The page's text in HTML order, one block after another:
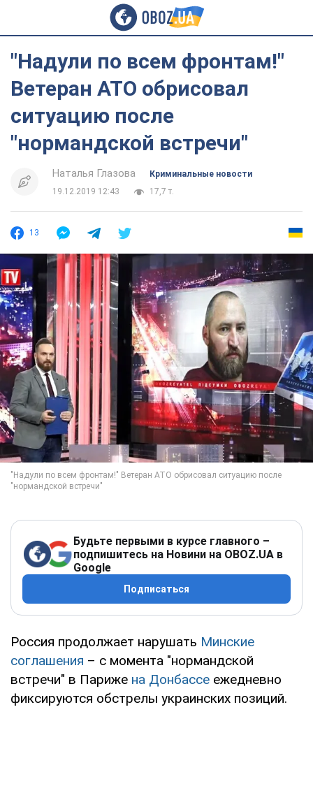
"Надули по всем фронтам!"
Ветеран АТО обрисовал
ситуацию после
"нормандской встречи"
Наталья Глазова
Криминальные новости
19.12.2019 12:43
17,7 т.
13
Будьте первыми в курсе главного –
подпишитесь на Новини на OBOZ.UA в
Google
Подписаться
Россия продолжает нарушать Минские
соглашения – с момента "нормандской
встречи" в Париже на Донбассе ежедневно
фиксируются обстрелы украинских позиций.